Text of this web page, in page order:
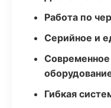
Работа по
Серийное и
Современное
Гибкая